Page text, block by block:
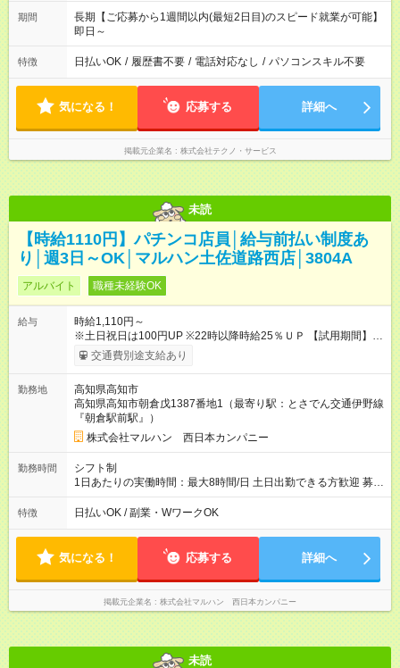
期間
長期【ご応募から1週間以内(最短2日目)のスピード就業が可能】
即日～
特徴 日払いOK / 履歴書不要 / 電話対応なし / パソコンスキル不要
気になる！ 応募する 詳細へ
掲載元企業名 株式会社テクノ・サービス
未読
【時給1110円】パチンコ店員│給与前払い制度あ
り│週3日～OK│マルハン土佐道路西店│3804A
アルバイト 職種未経験OK
給与
時給1,110円～
※土日祝日は100円UP ※22時以降時給25％ＵＰ 【試用期間】試
用期間なし
交通費別途支給あり
勤務地
高知県高知市
高知県高知市朝倉戊1387番地1（最寄り駅：とさでん交通伊野線
『朝倉駅前駅』）
株式会社マルハン 西日本カンパニー
勤務時間
シフト制
1日あたりの実働時間：最大8時間/日 土日出勤できる方歓迎 募集
時間帯：8:00-17:00/15:00-24:00 詳しくは下記お問い合わせ電話
番号へご連絡ください。 0120-314-508(9時～20時土日祝も受
特徴 日払いOK / 副業・WワークOK
気になる！ 応募する 詳細へ
掲載元企業名 株式会社マルハン 西日本カンパニー
未読